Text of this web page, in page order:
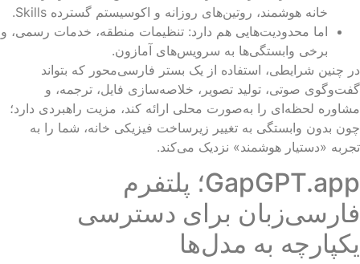
خانه هوشمند، روتین‌های روزانه و اکوسیستم گسترده Skills.
اما محدودیت‌هایی هم دارد: تنظیمات منطقه، خدمات رسمی، و
برخی وابستگی‌ها به سرویس‌های آمازون.
چنین شرایطی، استفاده از یک بستر فارسی‌محور که بتواند
صوتی، تولید تصویر، خلاصه‌سازی فایل، ترجمه، و
لحظه‌ای را به‌صورت محلی ارائه کند، مزیت راهبردی دارد؛
بدون وابستگی به تغییر زیرساخت فیزیکی خانه، شما را به
«دستیار هوشمند» نزدیک می‌کند.
GapGPT.app؛ پلتفرم
برای دسترسی
به مدل‌ها